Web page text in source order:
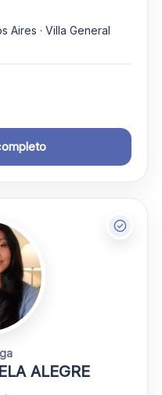
Aires · Villa General
ALEGRE